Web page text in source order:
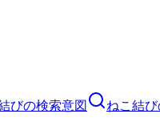
びの検索意図 ねこ結び